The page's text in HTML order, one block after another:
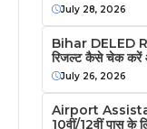
July 28, 2026
Bihar DELED
रिजल्ट कैसे चेक करें
July 26, 2026
Airport
10वीं/12वीं पास के